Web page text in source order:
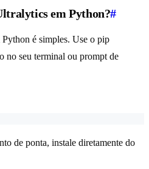
em Python?#
é simples. Use o pip
no seu terminal ou prompt de
de ponta, instale diretamente do